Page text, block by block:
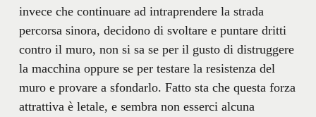
invece che continuare ad intraprendere la strada
percorsa sinora, decidono di svoltare e puntare dritti
contro il muro, non si sa se per il gusto di distruggere
la macchina oppure se per testare la resistenza del
muro e provare a sfondarlo. Fatto sta che questa forza
attrattiva è letale, e sembra non esserci alcuna